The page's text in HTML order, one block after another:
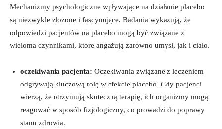
Mechanizmy psychologiczne wpływające na działanie placebo
są niezwykle złożone i fascynujące. Badania wykazują, że
odpowiedzi pacjentów na placebo mogą być związane z
wieloma czynnikami, które angażują zarówno umysł, jak i ciało.
oczekiwania pacjenta: Oczekiwania związane z leczeniem
odgrywają kluczową rolę w efekcie placebo. Gdy pacjenci
wierzą, że otrzymują skuteczną terapię, ich organizmy mogą
reagować w sposób fizjologiczny, co prowadzi do poprawy
stanu zdrowia.